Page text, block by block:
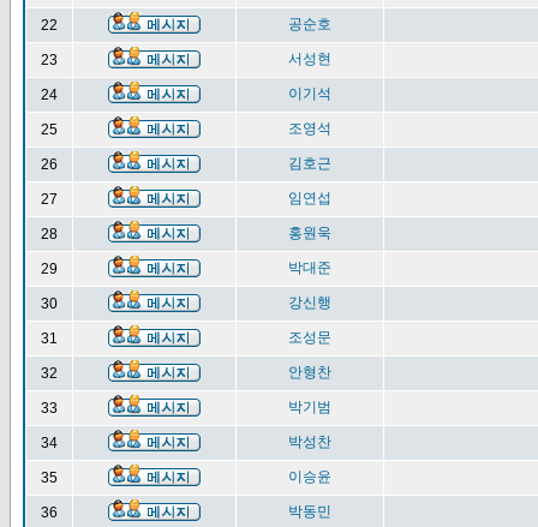
22 공순호
23 서성현
24 이기석
25 조영석
26 김호근
27 임연섭
28 홍원욱
29 박대준
30 강신행
31 조성문
32 안형찬
33 박기범
34 박성찬
35 이승윤
36 박동민